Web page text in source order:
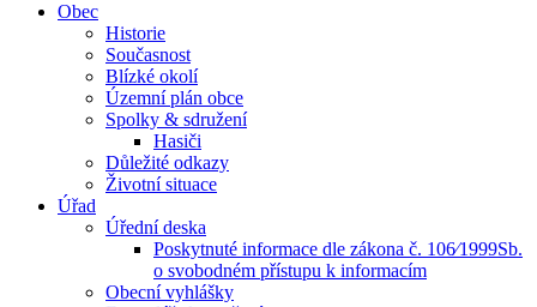
Obec
Historie
Současnost
Blízké okolí
Územní plán obce
Spolky & sdružení
Hasiči
Důležité odkazy
Životní situace
Úřad
Úřední deska
Poskytnuté informace dle zákona č. 106⁄1999Sb.
o svobodném přístupu k informacím
Obecní vyhlášky